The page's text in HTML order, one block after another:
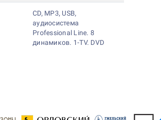
CD, MP3, USB,
аудиосистема
Professional Line. 8
динамиков. 1-TV. DVD